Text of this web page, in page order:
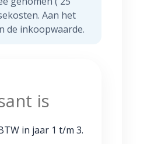
Aan het
de inkoopwaarde.
is
in jaar 1 t/m 3.